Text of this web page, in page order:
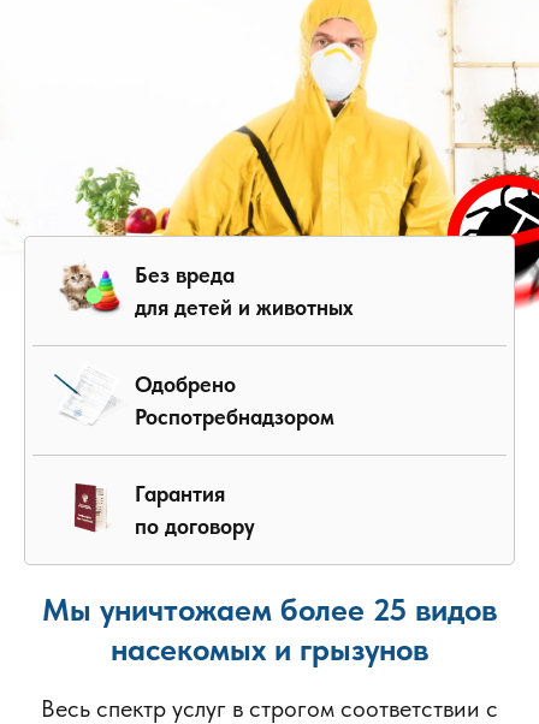
Без вреда
для детей и животных
Одобрено
Роспотребнадзором
Гарантия
по договору
Мы уничтожаем более 25 видов
насекомых и грызунов
Весь спектр услуг в строгом соответствии с